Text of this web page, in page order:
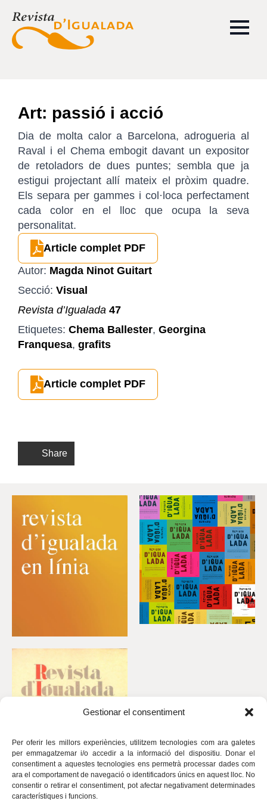
Gestionar el consentiment
Per oferir les millors experiències, utilitzem tecnologies com ara galetes
per emmagatzemar i/o accedir a la informació del dispositiu. Donar el
consentiment a aquestes tecnologies ens permetrà processar dades com
ara el comportament de navegació o identificadors únics en aquest lloc. No
consentir o retirar el consentiment, pot afectar negativament determinades
característiques i funcions.
Art: passió i acció
Dia de molta calor a Barcelona, adrogueria al
Raval i el Chema embogit davant un expositor
de retoladors de dues puntes; sembla que ja
estigui projectant allí mateix el pròxim quadre.
Els separa per gammes i col·loca perfectament
cada color en el lloc que ocupa la seva
personalitat.
Article complet PDF
Autor: Magda Ninot Guitart
Secció: Visual
Revista d’Igualada 47
Etiquetes: Chema Ballester, Georgina
Franquesa, grafits
Article complet PDF
Share